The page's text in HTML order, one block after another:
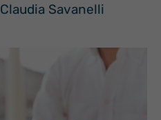
Claudia Savanelli